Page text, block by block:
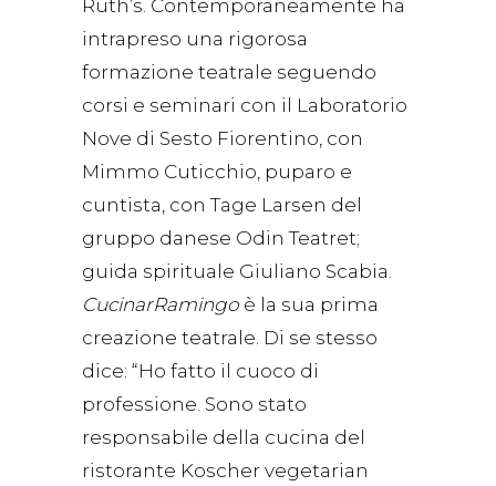
Ruth’s. Contemporaneamente ha
intrapreso una rigorosa
formazione teatrale seguendo
corsi e seminari con il Laboratorio
Nove di Sesto Fiorentino, con
Mimmo Cuticchio, puparo e
cuntista, con Tage Larsen del
gruppo danese Odin Teatret;
guida spirituale Giuliano Scabia.
CucinarRamingo è la sua prima
creazione teatrale. Di se stesso
dice: “Ho fatto il cuoco di
professione. Sono stato
responsabile della cucina del
ristorante Koscher vegetarian